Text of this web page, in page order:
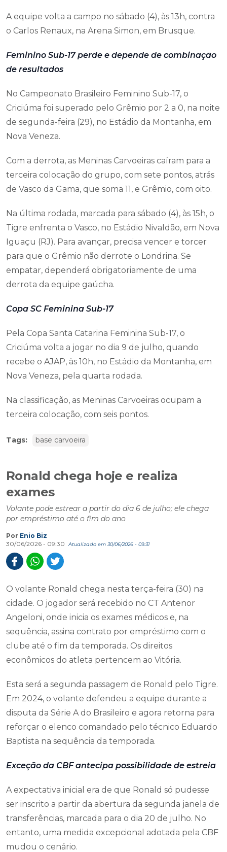
A equipe volta a campo no sábado (4), às 13h, contra
o Carlos Renaux, na Arena Simon, em Brusque.
Feminino Sub-17 perde e depende de combinação
de resultados
No Campeonato Brasileiro Feminino Sub-17, o
Criciúma foi superado pelo Grêmio por 2 a 0, na noite
de segunda-feira (29), no Estádio da Montanha, em
Nova Veneza.
Com a derrota, as Meninas Carvoeiras caíram para a
terceira colocação do grupo, com sete pontos, atrás
de Vasco da Gama, que soma 11, e Grêmio, com oito.
Na última rodada, marcada para sábado (4), às 15h, o
Tigre enfrenta o Vasco, no Estádio Nivaldão, em Nova
Iguaçu (RJ). Para avançar, precisa vencer e torcer
para que o Grêmio não derrote o Londrina. Se
empatar, dependerá obrigatoriamente de uma
derrota da equipe gaúcha.
Copa SC Feminina Sub-17
Pela Copa Santa Catarina Feminina Sub-17, o
Criciúma volta a jogar no dia 9 de julho, quando
recebe o AJAP, às 10h, no Estádio da Montanha, em
Nova Veneza, pela quarta rodada.
Na classificação, as Meninas Carvoeiras ocupam a
terceira colocação, com seis pontos.
Tags: base carvoeira
Ronald chega hoje e realiza
exames
Volante pode estrear a partir do dia 6 de julho; ele chega
por empréstimo até o fim do ano
Por Enio Biz
30/06/2026 - 09:30
Atualizado em 30/06/2026 - 09:31
O volante Ronald chega nesta terça-feira (30) na
cidade. O jogador será recebido no CT Antenor
Angeloni, onde inicia os exames médicos e, na
sequência, assina contrato por empréstimo com o
clube até o fim da temporada. Os direitos
econômicos do atleta pertencem ao Vitória.
Esta será a segunda passagem de Ronald pelo Tigre.
Em 2024, o volante defendeu a equipe durante a
disputa da Série A do Brasileiro e agora retorna para
reforçar o elenco comandado pelo técnico Eduardo
Baptista na sequência da temporada.
Exceção da CBF antecipa possibilidade de estreia
A expectativa inicial era de que Ronald só pudesse
ser inscrito a partir da abertura da segunda janela de
transferências, marcada para o dia 20 de julho. No
entanto, uma medida excepcional adotada pela CBF
mudou o cenário.